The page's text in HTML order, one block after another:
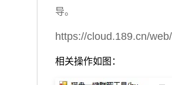
导。
https://cloud.189.cn/
相关操作如图：